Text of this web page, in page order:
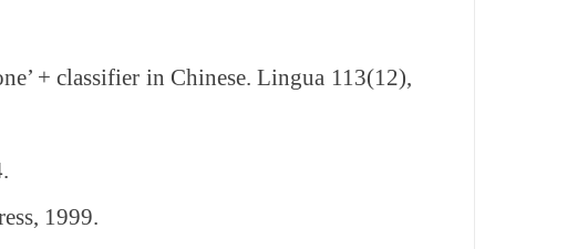
+ classifier in Chinese. Lingua 113(12),
1999.